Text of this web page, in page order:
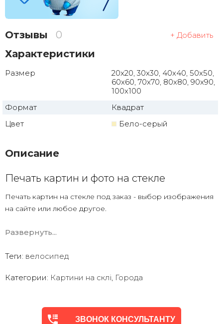
Отзывы 0 + Добавить
Характеристики
Размер
20x20, 30x30, 40x40, 50x50,
60x60, 70x70, 80x80, 90x90,
100x100
Формат
Квадрат
Цвет
Бело-серый
Описание
Печать картин и фото на стекле
Печать картин на стекле под заказ - выбор изображения
на сайте или любое другое.
обработкой.
Закаленное стекло
с полипропиленовой печатной пленкой)
Развернуть...
Теги: велосипед
Категории: Картини на склі, Города
ЗВОНОК КОНСУЛЬТАНТУ